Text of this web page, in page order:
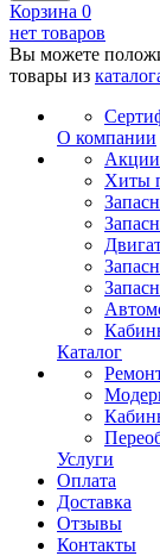
Корзина 0
нет товаров
Вы можете
товары из
О компании
Акции
Хиты
Каталог
Услуги
Оплата
Доставка
Отзывы
Контакты